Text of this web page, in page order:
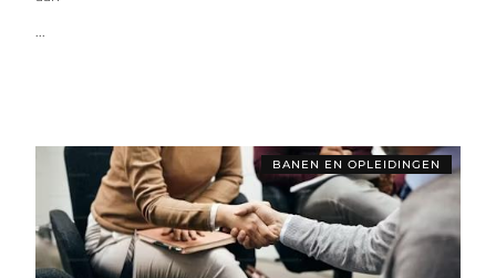
...
BANEN EN OPLEIDINGEN